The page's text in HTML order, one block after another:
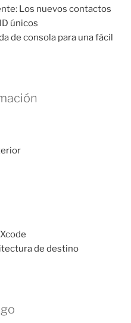
Los nuevos contactos
únicos
de consola para una fácil
de destino